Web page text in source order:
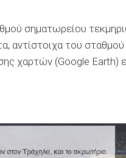
σηματωρείου
αντίστοιχα του
χαρτών (Google Earth)